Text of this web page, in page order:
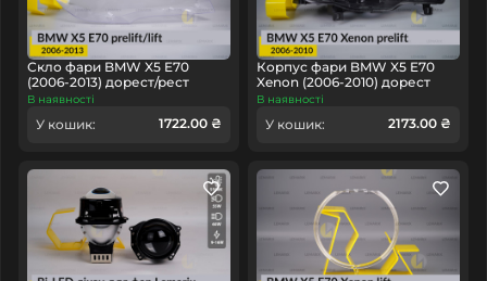
головне у будь-якому куточку країни.
Скло фари BMW X5 E70
(2006-2013) дорест/рест
праве
В наявності
У кошик: 1722.00 ₴
Корпус фари BMW X5 E70
Xenon (2006-2010) дорест
правий
В наявності
У кошик: 2173.00 ₴